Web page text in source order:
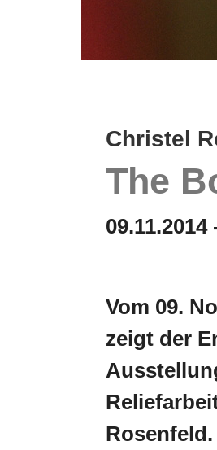
Christel
The
09.11.2014
Vom 09.
zeigt der
Rosenfeld.